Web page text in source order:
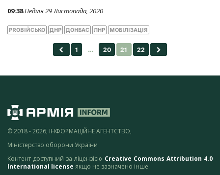
09:38Неділя 29 Листопада, 2020
PROВІЙСЬКО ДНР ДОНБАС ЛНР МОБІЛІЗАЦІЯ
© 2018 - 2026, ІНФОРМАЦІЙНЕ АГЕНТСТВО,
Міністерство оборони України
Контент доступний за ліцензією Creative Commons Attribution 4.0
International license якщо не зазначено інше.